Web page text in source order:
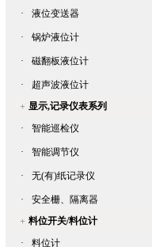
· 液位变送器
· 锅炉液位计
· 磁翻板液位计
·
超声波液位计
显示,记录仪表系列
·
智能巡检仪
· 智能调节仪
· 无(有)纸记录仪
·
安全栅、隔离器
料位开关/料位计
·
料位计